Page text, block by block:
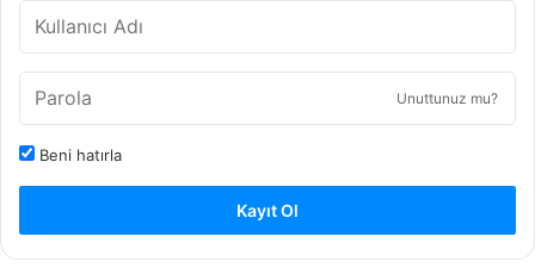
Unuttunuz mu?
Beni hatırla
Kayıt Ol